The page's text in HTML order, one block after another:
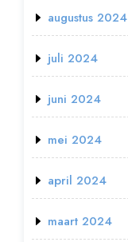
augustus 2024
juli 2024
juni 2024
mei 2024
april 2024
maart 2024